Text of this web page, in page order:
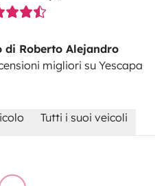
Roberto Alejandro
migliori su Yescapa
Tutti i suoi veicoli